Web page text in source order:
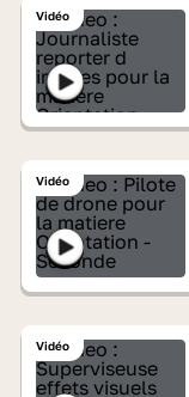
Vidéo
Vidéo
Vidéo